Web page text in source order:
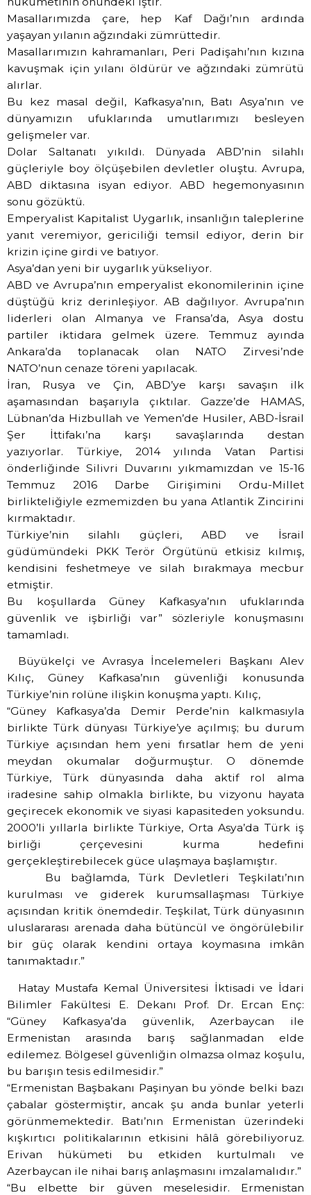
Masallarımızda çare, hep Kaf Dağı’nın ardında
yaşayan yılanın ağzındaki zümrüttedir.
Masallarımızın kahramanları, Peri Padişahı’nın kızına
kavuşmak için yılanı öldürür ve ağzındaki zümrütü
alırlar.
Bu kez masal değil, Kafkasya’nın, Batı Asya’nın ve
dünyamızın ufuklarında umutlarımızı besleyen
gelişmeler var.
Dolar Saltanatı yıkıldı. Dünyada ABD’nin silahlı
güçleriyle boy ölçüşebilen devletler oluştu. Avrupa,
ABD diktasına isyan ediyor. ABD hegemonyasının
sonu gözüktü.
Emperyalist Kapitalist Uygarlık, insanlığın taleplerine
yanıt veremiyor, gericiliği temsil ediyor, derin bir
krizin içine girdi ve batıyor.
Asya’dan yeni bir uygarlık yükseliyor.
ABD ve Avrupa’nın emperyalist ekonomilerinin içine
düştüğü kriz derinleşiyor. AB dağılıyor. Avrupa’nın
liderleri olan Almanya ve Fransa’da, Asya dostu
partiler iktidara gelmek üzere. Temmuz ayında
Ankara’da toplanacak olan NATO Zirvesi’nde
NATO’nun cenaze töreni yapılacak.
İran, Rusya ve Çin, ABD’ye karşı savaşın ilk
aşamasından başarıyla çıktılar. Gazze’de HAMAS,
Lübnan’da Hizbullah ve Yemen’de Husiler, ABD-İsrail
Şer İttifakı’na karşı savaşlarında destan
yazıyorlar. Türkiye, 2014 yılında Vatan Partisi
önderliğinde Silivri Duvarını yıkmamızdan ve 15-16
Temmuz 2016 Darbe Girişimini Ordu-Millet
birlikteliğiyle ezmemizden bu yana Atlantik Zincirini
kırmaktadır.
Türkiye’nin silahlı güçleri, ABD ve İsrail
güdümündeki PKK Terör Örgütünü etkisiz kılmış,
kendisini feshetmeye ve silah bırakmaya mecbur
etmiştir.
Bu koşullarda Güney Kafkasya’nın ufuklarında
güvenlik ve işbirliği var” sözleriyle konuşmasını
tamamladı.
Büyükelçi ve Avrasya İncelemeleri Başkanı Alev
Kılıç, Güney Kafkasa’nın güvenliği konusunda
Türkiye’nin rolüne ilişkin konuşma yaptı. Kılıç,
“Güney Kafkasya’da Demir Perde’nin kalkmasıyla
birlikte Türk dünyası Türkiye’ye açılmış; bu durum
Türkiye açısından hem yeni fırsatlar hem de yeni
meydan okumalar doğurmuştur. O dönemde
Türkiye, Türk dünyasında daha aktif rol alma
iradesine sahip olmakla birlikte, bu vizyonu hayata
geçirecek ekonomik ve siyasi kapasiteden yoksundu.
2000’li yıllarla birlikte Türkiye, Orta Asya’da Türk iş
birliği çerçevesini kurma hedefini
gerçekleştirebilecek güce ulaşmaya başlamıştır.
Bu bağlamda, Türk Devletleri Teşkilatı’nın
kurulması ve giderek kurumsallaşması Türkiye
açısından kritik önemdedir. Teşkilat, Türk dünyasının
uluslararası arenada daha bütüncül ve öngörülebilir
bir güç olarak kendini ortaya koymasına imkân
tanımaktadır.”
Hatay Mustafa Kemal Üniversitesi İktisadi ve İdari
Bilimler Fakültesi E. Dekanı Prof. Dr. Ercan Enç:
“Güney Kafkasya’da güvenlik, Azerbaycan ile
Ermenistan arasında barış sağlanmadan elde
edilemez. Bölgesel güvenliğin olmazsa olmaz koşulu,
bu barışın tesis edilmesidir.”
“Ermenistan Başbakanı Paşinyan bu yönde belki bazı
çabalar göstermiştir, ancak şu anda bunlar yeterli
görünmemektedir. Batı’nın Ermenistan üzerindeki
kışkırtıcı politikalarının etkisini hâlâ görebiliyoruz.
Erivan hükümeti bu etkiden kurtulmalı ve
Azerbaycan ile nihai barış anlaşmasını imzalamalıdır.”
“Bu elbette bir güven meselesidir. Ermenistan